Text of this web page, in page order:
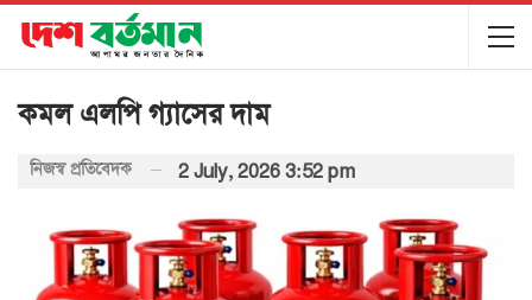
কমল এলপি গ্যাসের দাম
নিজস্ব প্রতিবেদক 2 July, 2026 3:52 pm